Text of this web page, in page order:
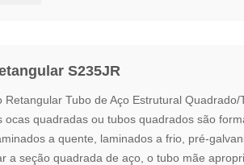
S235JR
Retangular Tubo de Aço Estrutural Quadrado/
ocas quadradas ou tubos quadrados são
a quente, laminados a frio, pré-
a seção quadrada de aço, o tubo mãe